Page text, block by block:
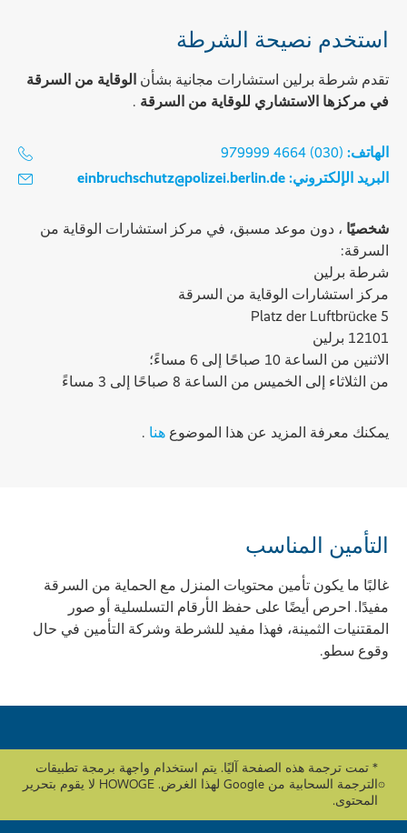
استخدم نصيحة الشرطة
تقدم شرطة برلين استشارات مجانية بشأن الوقاية من السرقة
في مركزها الاستشاري للوقاية من السرقة .
الهاتف: (030) 4664 979999
البريد الإلكتروني: einbruchschutz@polizei.berlin.de
شخصيًا ، دون موعد مسبق، في مركز استشارات الوقاية من
السرقة:
شرطة برلين
مركز استشارات الوقاية من السرقة
Platz der Luftbrücke 5
12101 برلين
الاثنين من الساعة 10 صباحًا إلى 6 مساءً؛
من الثلاثاء إلى الخميس من الساعة 8 صباحًا إلى 3 مساءً
يمكنك معرفة المزيد عن هذا الموضوع هنا .
التأمين المناسب
غالبًا ما يكون تأمين محتويات المنزل مع الحماية من السرقة
مفيدًا. احرص أيضًا على حفظ الأرقام التسلسلية أو صور
المقتنيات الثمينة، فهذا مفيد للشرطة وشركة التأمين في حال
وقوع سطو.
* تمت ترجمة هذه الصفحة آليًا. يتم استخدام واجهة برمجة تطبيقات
الترجمة السحابية من Google لهذا الغرض. HOWOGE لا يقوم بتحرير
المحتوى.